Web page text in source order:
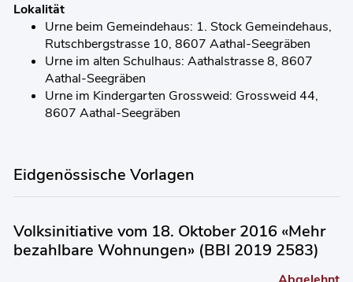
Lokalität
Urne beim Gemeindehaus: 1. Stock Gemeindehaus,
Rutschbergstrasse 10, 8607 Aathal-Seegräben
Urne im alten Schulhaus: Aathalstrasse 8, 8607
Aathal-Seegräben
Urne im Kindergarten Grossweid: Grossweid 44,
8607 Aathal-Seegräben
Eidgenössische Vorlagen
Volksinitiative vom 18. Oktober 2016 «Mehr
bezahlbare Wohnungen» (BBI 2019 2583)